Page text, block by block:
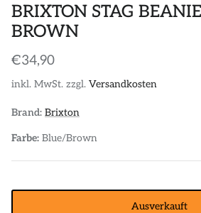
HOSEN
SHORTS
GÜRTEL
GUTSCHEINE
DIVERSE ACCESSORIES
BRIXTON STAG
BROWN
€34,90
inkl. MwSt. zzgl. Versandkosten
Brand: Brixton
Farbe: Blue/Brown
Ausverkauft